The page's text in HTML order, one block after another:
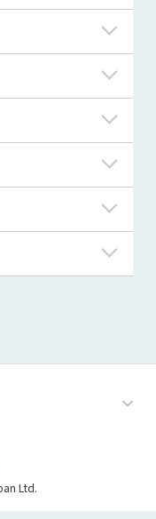
Ltd.